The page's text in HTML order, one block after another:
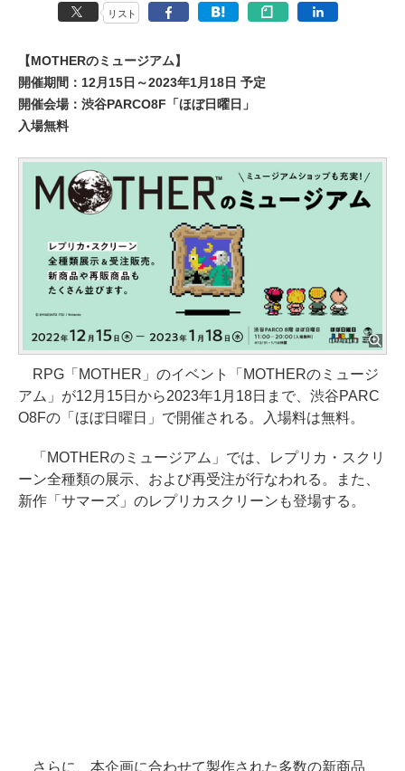
リスト
【MOTHERのミュージアム】
開催期間：12月15日～2023年1月18日 予定
開催会場：渋谷PARCO8F「ほぼ日曜日」
入場無料
RPG「MOTHER」のイベント「MOTHERのミュージ
アム」が12月15日から2023年1月18日まで、渋谷PARC
O8Fの「ほぼ日曜日」で開催される。入場料は無料。
「MOTHERのミュージアム」では、レプリカ・スクリ
ーン全種類の展示、および再受注が行なわれる。また、
新作「サマーズ」のレプリカスクリーンも登場する。
さらに、本企画に合わせて製作された多数の新商品